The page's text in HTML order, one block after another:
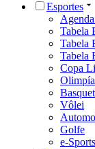
Esportes
Tabela
Tabela
Tabela
Copa
Vôlei
Golfe
e-Sports